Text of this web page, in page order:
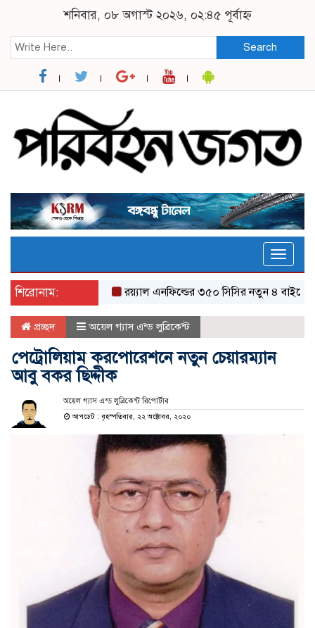
শনিবার, ০৮ অগাস্ট ২০২৬, ০২:৪৫ পূর্বাহ্ন
Search
Toggle
শিরোনাম:
র‌য়্যাল এনফিল্ডের ৩৫০ সিসির নতুন ৪ বাইকের যত
প্রচ্ছদ অয়েল গ্যাস এন্ড লুব্রিকেন্ট
পেট্রোলিয়াম করপোরেশনে নতুন চেয়ারম্যান
আবু বকর ছিদ্দীক
অয়েল গ্যাস এন্ড লুব্রিকেন্ট রিপোর্টার
আপডেট : বৃহস্পতিবার, ২২ অক্টোবর, ২০২০